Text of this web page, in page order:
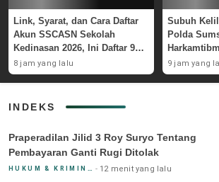
Link, Syarat, dan Cara Daftar
Akun SSCASN Sekolah
Kedinasan 2026, Ini Daftar 9
Instansinya
8 jam yang lalu
Subuh
Polda
9 jam yang
INDEKS
Praperadilan Jilid 3 Roy Suryo Tentang
Pembayaran Ganti Rugi Ditolak
HUKUM & KRIMINAL 12 menit yang lalu